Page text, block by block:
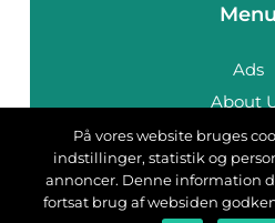
Menu
Ads
About
På vores website bruges
indstillinger, statistik og
annoncer. Denne information
fortsat brug af websiden